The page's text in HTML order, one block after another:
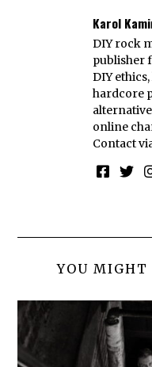
Karol
DIY rock
publisher
DIY
hardcore
online
Contact
YOU MIGHT